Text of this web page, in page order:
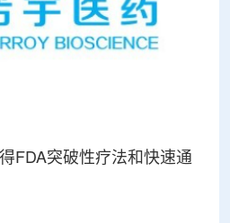
FDA突破性疗法和快速通